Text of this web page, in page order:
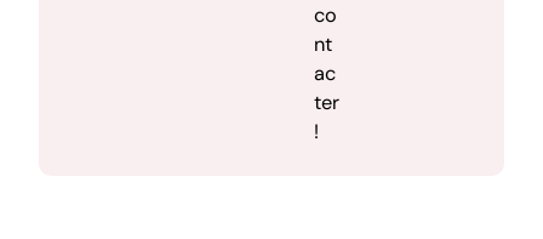
co
nt
ac
ter
!